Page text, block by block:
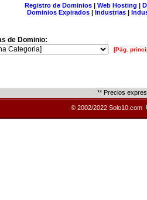
Registro de Dominios| Web Hosting |
Dominios Expirados | Industrias |
de Dominio:
[Pág.
** Precios
© 2002/2022 Solo10.com